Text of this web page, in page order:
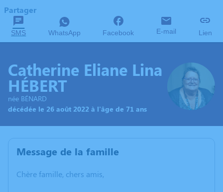
Partager
SMS WhatsApp Facebook E-mail Lien
Catherine Eliane Lina
HÉBERT
née BÉNARD
décédée le 26 août 2022 à l'âge de 71 ans
Message de la famille
Chère famille, chers amis,